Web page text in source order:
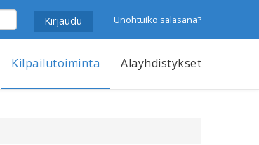
Unohtuiko salasana?
Kilpailutoiminta Alayhdistykset